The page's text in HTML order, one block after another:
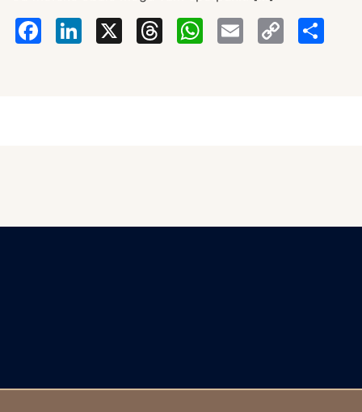
Facebook
LinkedIn
X Threads
Email